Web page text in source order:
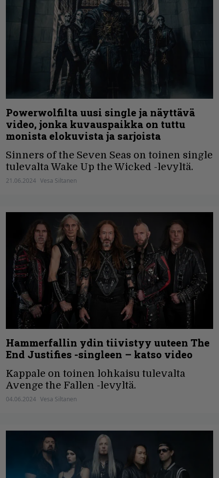
Powerwolfilta uusi single ja näyttävä
video, jonka kuvauspaikka on tuttu
monista elokuvista ja sarjoista
Sinners of the Seven Seas on toinen single
tulevalta Wake Up the Wicked -levyltä.
21.06.2024 Vesa Siltanen
Hammerfallin ydin tiivistyy uuteen The
End Justifies -singleen – katso video
Kappale on toinen lohkaisu tulevalta
Avenge the Fallen -levyltä.
04.06.2024 Vesa Siltanen